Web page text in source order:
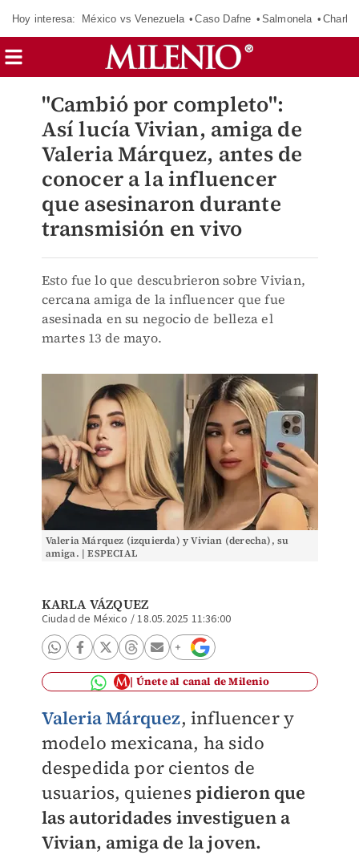
Hoy interesa: México vs Venezuela Caso Dafne Salmonela
"Cambió por completo":
Así lucía Vivian, amiga de
Valeria Márquez, antes de
conocer a la influencer
que asesinaron durante
transmisión en vivo
Esto fue lo que descubrieron sobre Vivian,
cercana amiga de la influencer que fue
asesinada en su negocio de belleza el
martes 13 de mayo.
Valeria Márquez (izquierda) y Vivian (derecha), su
amiga. | ESPECIAL
KARLA VÁZQUEZ
Ciudad de México /18.05.2025 11:36:00
Únete al canal de Milenio
Valeria Márquez, influencer y
modelo mexicana, ha sido
despedida por cientos de
usuarios, quienespidieron que
las autoridades investiguen a
Vivian, amiga de la joven.